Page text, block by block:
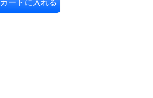
カートに入れる